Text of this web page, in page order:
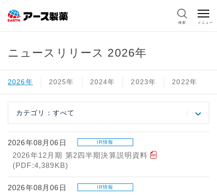
検索 メニュー
ニュースリリース 2026年
2026年 2025年 2024年 2023年 2022年
カテゴリ：すべて
2026年08月06日 IR情報
2026年12月期 第2四半期決算説明資料
(PDF:4,389KB)
2026年08月06日 IR情報